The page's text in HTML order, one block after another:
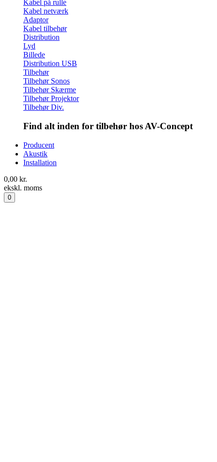
Kabel på rulle
Kabel netværk
Adaptor
Kabel tilbehør
Distribution
Lyd
Billede
Distribution USB
Tilbehør
Tilbehør Sonos
Tilbehør Skærme
Tilbehør Projektor
Tilbehør Div.
Find alt inden for tilbehør hos AV-Concept
Producent
Akustik
Installation
0,00 kr.
ekskl. moms
0